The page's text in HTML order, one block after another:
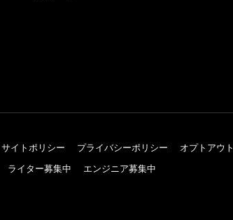
サイトポリシー プライバシーポリシー オプトアウト
ライター募集中 エンジニア募集中